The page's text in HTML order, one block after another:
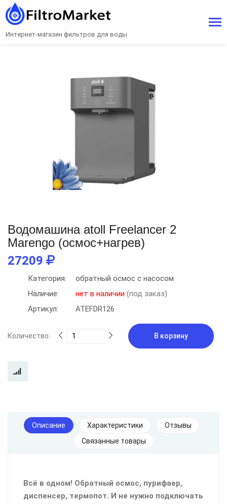
Интернет-магазин фильтров для воды
Водомашина atoll Freelancer 2
Marengo (осмос+нагрев)
27209
Категория:
обратный осмос с насосом
Наличие:
нет в наличии (под заказ)
Артикул:
ATEFDR126
Количество: В корзину
Описание Характеристики
Отзывы
Связанные товары
Всё в одном! Обратный осмос, пурифаер,
диспенсер, термопот. И не нужно подключать